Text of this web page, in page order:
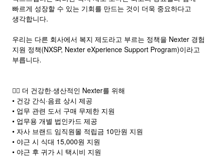
빠르게 성장할 수 있는 기회를 만드는 것이 더욱 중요하다고
생각합니다.
우리는 다른 회사에서 복지 제도라고 부르는 정책을 Nexter 경험
지원 정책(NXSP, Nexter eXperience Support Program)이라고
부릅니다.
🚵‍♀️ 더 건강한·생산적인 Nexter를 위해
• 건강 간식·음료 상시 제공
• 업무 관련 도서 구매 무제한 지원
• 업무용 개별 법인카드 제공
• 자사 브랜드 임직원몰 적립금 10만원 지원
• 야근 시 식대 15,000원 지원
• 야근 후 귀가 시 택시비 지원